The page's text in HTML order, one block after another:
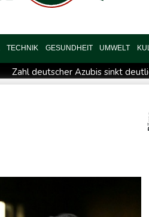
TECHNIK GESUNDHEIT UMWELT
Zahl deutscher Azubis sinkt
Drohnenabwehr: Grüne
Auto kommt von Autobahn ab
Jahr bereits mindestens 261